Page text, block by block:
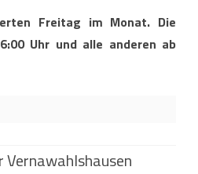
Freitag im Monat. Die
Uhr und alle anderen ab